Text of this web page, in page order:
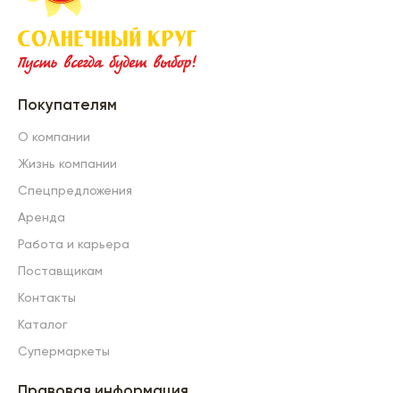
Покупателям
О компании
Жизнь компании
Спецпредложения
Аренда
Работа и карьера
Поставщикам
Контакты
Каталог
Супермаркеты